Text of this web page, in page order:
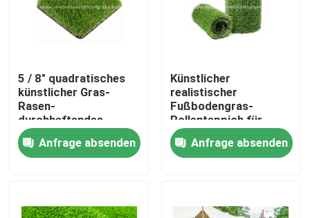
Heim
Über uns
5 / 8" quadratisches
künstlicher Gras-
Rasen-
durchheftendes
Luxusmessgerät
25mm 12000D
Anfrage absenden
Künstlicher
realistischer
Fußbodengras-
Rollenteppich für
Garten-Hinterhof
17000D 2 * 25m/Rolle
Anfrage absenden